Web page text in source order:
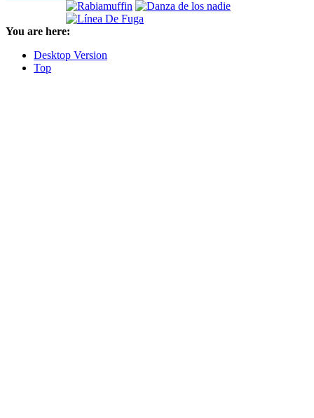
You are here:
Desktop Version
Top